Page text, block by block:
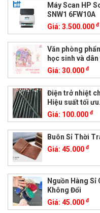
Máy Scan HP
SNW1 6FW10A
Giá: 3.500.000 đ
Văn phòng
học sinh và
Giá: 30.000 đ
Điện trở nhiệt
Hiệu suất tối
Giá: 100.000 đ
Buôn Sỉ Thời
Giá: 45.000 đ
Nguồn Hàng Sỉ
Không Đổi
Giá: 45.000 đ